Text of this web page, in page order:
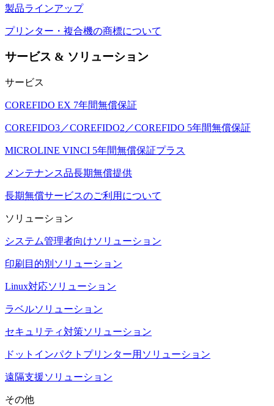
製品ラインアップ
プリンター・複合機の商標について
サービス & ソリューション
サービス
COREFIDO EX 7年間無償保証
COREFIDO3／COREFIDO2／COREFIDO 5年間無償保証
MICROLINE VINCI 5年間無償保証プラス
メンテナンス品長期無償提供
長期無償サービスのご利用について
ソリューション
システム管理者向けソリューション
印刷目的別ソリューション
Linux対応ソリューション
ラベルソリューション
セキュリティ対策ソリューション
ドットインパクトプリンター用ソリューション
遠隔支援ソリューション
その他